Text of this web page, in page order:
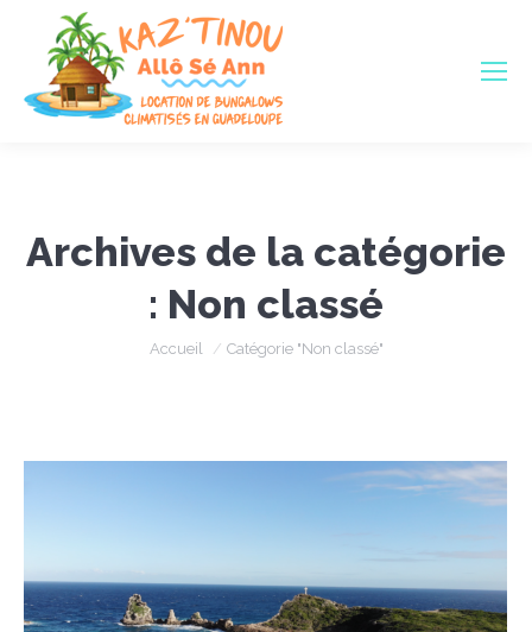
Archives de la catégorie
: Non classé
Vous êtes ici :
Accueil Catégorie "Non classé"